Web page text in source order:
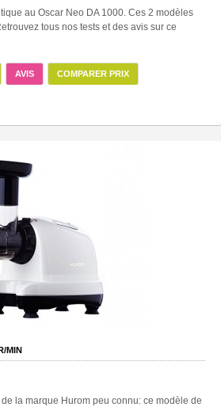
au Oscar Neo DA 1000. Ces 2 modèles
tous nos tests et des avis sur ce
AVIS COMPARER PRIX
MIN
la marque Hurom peu connu: ce modèle de